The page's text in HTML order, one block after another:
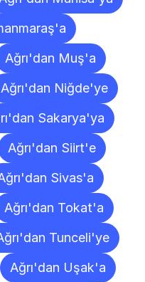
Ağrı'dan Muş'a
Ağrı'dan Niğde'ye
Sakarya'ya
Ağrı'dan Siirt'e
Sivas'a
Ağrı'dan Tokat'a
Tunceli'ye
Ağrı'dan Uşak'a